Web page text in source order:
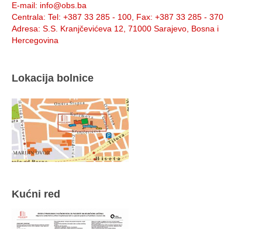
E-mail: info@obs.ba
Centrala: Tel: +387 33 285 - 100, Fax: +387 33 285 - 370
Adresa: S.S. Kranjčevićeva 12, 71000 Sarajevo, Bosna i
Hercegovina
Lokacija bolnice
Kućni red